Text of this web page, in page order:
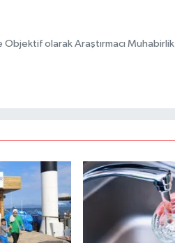
olarak Araştırmacı Muhabirlik